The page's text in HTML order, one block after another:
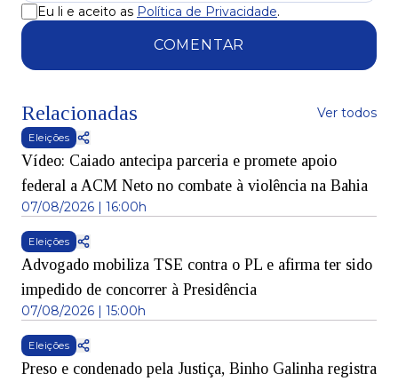
Eu li e aceito as Política de Privacidade.
COMENTAR
Relacionadas Ver todos
Eleições
Vídeo: Caiado antecipa parceria e promete apoio
federal a ACM Neto no combate à violência na Bahia
07/08/2026 | 16:00h
Eleições
Advogado mobiliza TSE contra o PL e afirma ter sido
impedido de concorrer à Presidência
07/08/2026 | 15:00h
Eleições
Preso e condenado pela Justiça, Binho Galinha registra